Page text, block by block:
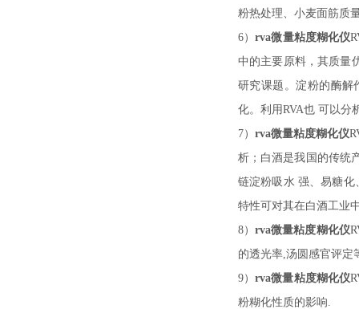
粉热处理、小麦面筋质
6）rva微量粘度糊化仪
中的主要原料，其质量
研究课题。淀粉的酶解
化。利用RVA也 可以分
7）rva微量粘度糊化仪
析；白酒是我国的传统
链淀粉吸水 强、易糖化
特性可对其在白酒工业
8）rva微量粘度糊化仪
的透光率,汤圆感官评定
9）rva微量粘度糊化仪
粉糊化性质的影响.